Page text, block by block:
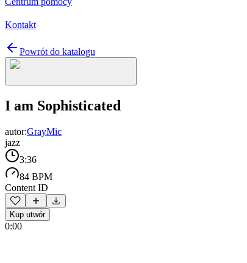
Kontakt
Powrót do katalogu
I am Sophisticated
autor:GrayMic
jazz
3:36
84 BPM
Content ID
Kup utwór
0:00